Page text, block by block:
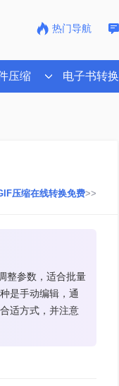
热门导航
压缩 电子书转换
压缩在线转换免费>>
整参数，适合批量
是手动编辑，通
适方式，并注意